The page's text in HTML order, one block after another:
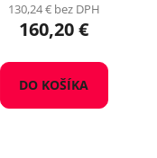
130,24 € bez DPH
160,20 €
DO KOŠÍKA